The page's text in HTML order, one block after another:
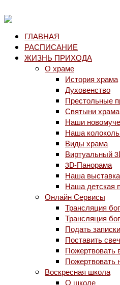
ГЛАВНАЯ
РАСПИСАНИЕ
ЖИЗНЬ ПРИХОДА
О храме
История храма
Духовенство
Престольные
Святыни храма
Наши
Наша
Виды храма
Виртуальный
3D-Панорама
Наша выставка
Наша детская
Онлайн Сервисы
Трансляция
Трансляция
Подать
Поставить
Пожертвовать
Пожертвовать
Воскресная школа
О школе